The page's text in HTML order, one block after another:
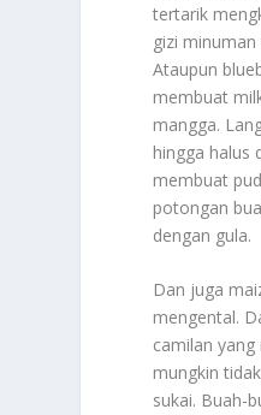
tertarik
gizi
Ataupun
membuat
mangga.
hingga halus
membuat
potongan
dengan gula.
Dan juga
mengental.
camilan
mungkin
sukai. Buah-